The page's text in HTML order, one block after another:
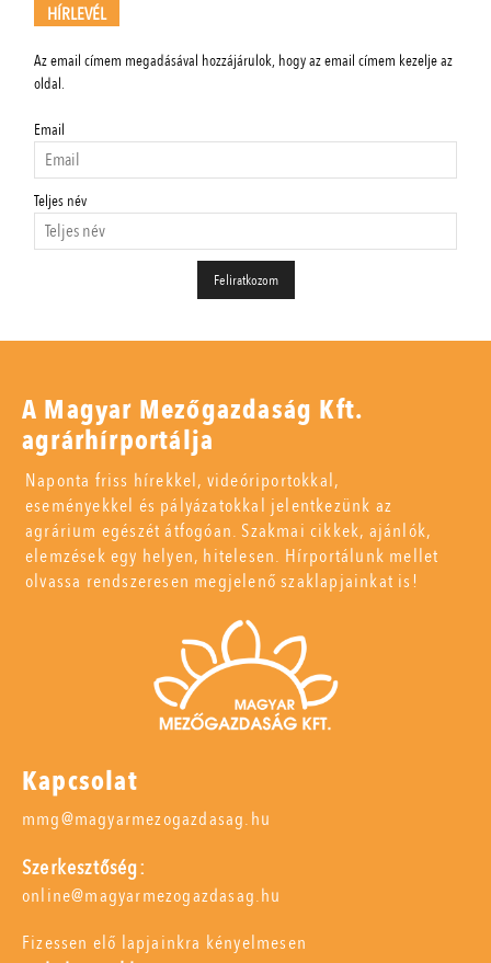
HÍRLEVÉL
Az email címem megadásával hozzájárulok, hogy az email címem kezelje az
oldal.
Email
Teljes név
A Magyar Mezőgazdaság Kft.
agrárhírportálja
Naponta friss hírekkel, videóriportokkal,
eseményekkel és pályázatokkal jelentkezünk az
agrárium egészét átfogóan. Szakmai cikkek, ajánlók,
elemzések egy helyen, hitelesen. Hírportálunk mellet
olvassa rendszeresen megjelenő szaklapjainkat is!
Kapcsolat
mmg@magyarmezogazdasag.hu
Szerkesztőség:
online@magyarmezogazdasag.hu
Fizessen elő lapjainkra kényelmesen